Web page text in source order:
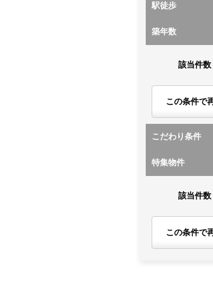
駅徒歩
築年数
該当件数
この条件で
こだわり条件
特集物件
該当件数
この条件で